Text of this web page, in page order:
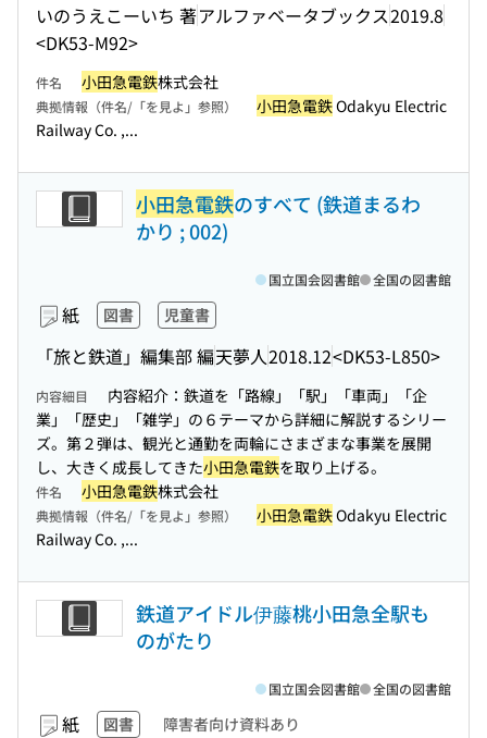
いのうえこーいち 著アルファベータブックス2019.8
<DK53-M92>
件名 小田急電鉄株式会社
典拠情報（件名/「を見よ」参照） 小田急電鉄Odakyu Electric
Railway Co. ,...
小田急電鉄のすべて (鉄道まるわ
かり ; 002)
紙 図書 児童書
「旅と鉄道」編集部 編天夢人2018.12<DK53-L850>
国立国会図書館 全国の図書館
内容細目
内容紹介：鉄道を「路線」「駅」「車両」「企
業」「歴史」「雑学」の６テーマから詳細に解説するシリー
ズ。第２弾は、観光と通勤を両輪にさまざまな事業を展開
し、大きく成長してきた小田急電鉄を取り上げる。
件名 小田急電鉄株式会社
典拠情報（件名/「を見よ」参照） 小田急電鉄Odakyu Electric
Railway Co. ,...
鉄道アイドル伊藤桃小田急全駅も
のがたり
紙 図書 障害者向け資料あり
国立国会図書館 全国の図書館